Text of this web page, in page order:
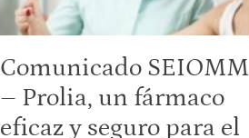
Comunicado SEIOMM
– Prolia, un fármaco
eficaz y seguro para el